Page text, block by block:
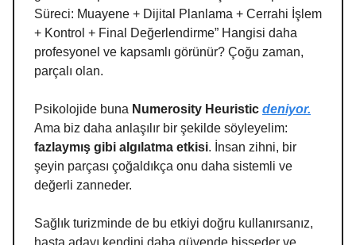
Süreci: Muayene + Dijital Planlama + Cerrahi İşlem
+ Kontrol + Final Değerlendirme” Hangisi daha
profesyonel ve kapsamlı görünür? Çoğu zaman,
parçalı olan.
Psikolojide buna Numerosity Heuristic deniyor.
Ama biz daha anlaşılır bir şekilde söyleyelim:
fazlaymış gibi algılatma etkisi. İnsan zihni, bir
şeyin parçası çoğaldıkça onu daha sistemli ve
değerli zanneder.
Sağlık turizminde de bu etkiyi doğru kullanırsanız,